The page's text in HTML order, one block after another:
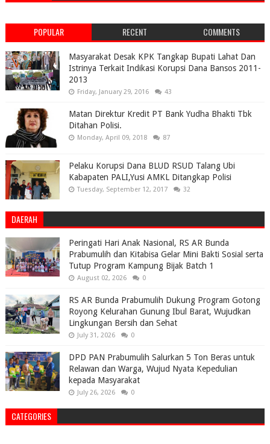
POPULAR RECENT COMMENTS
Masyarakat Desak KPK Tangkap Bupati Lahat Dan
Istrinya Terkait Indikasi Korupsi Dana Bansos 2011-
2013
Friday, January 29, 2016 43
Matan Direktur Kredit PT Bank Yudha Bhakti Tbk
Ditahan Polisi.
Monday, April 09, 2018 87
Pelaku Korupsi Dana BLUD RSUD Talang Ubi
Kabapaten PALI,Yusi AMKL Ditangkap Polisi
Tuesday, September 12, 2017 32
DAERAH
Peringati Hari Anak Nasional, RS AR Bunda
Prabumulih dan Kitabisa Gelar Mini Bakti Sosial serta
Tutup Program Kampung Bijak Batch 1
August 02, 2026 0
RS AR Bunda Prabumulih Dukung Program Gotong
Royong Kelurahan Gunung Ibul Barat, Wujudkan
Lingkungan Bersih dan Sehat
July 31, 2026 0
DPD PAN Prabumulih Salurkan 5 Ton Beras untuk
Relawan dan Warga, Wujud Nyata Kepedulian
kepada Masyarakat
July 26, 2026 0
CATEGORIES